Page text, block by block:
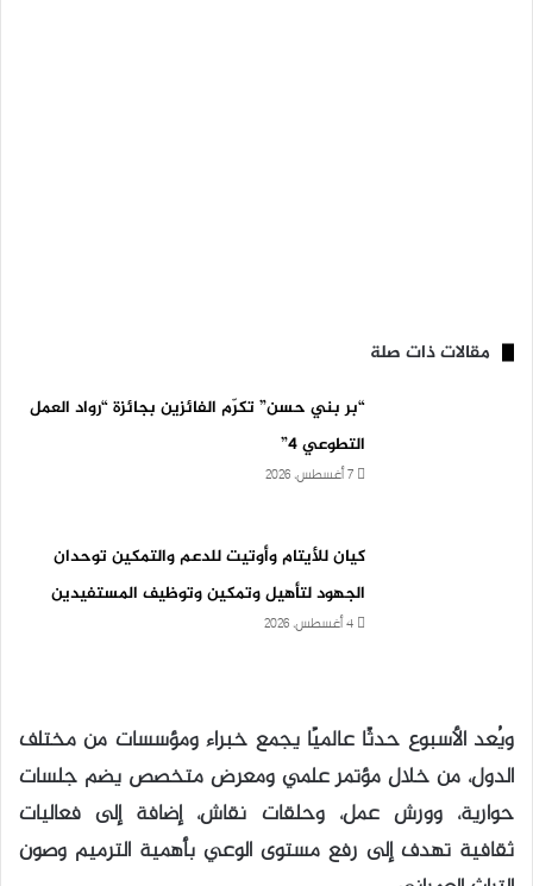
مقالات ذات صلة
“بر بني حسن” تكرّم الفائزين بجائزة “رواد العمل
التطوعي 4”
7 أغسطس، 2026
كيان للأيتام وأوتيت للدعم والتمكين توحدان
الجهود لتأهيل وتمكين وتوظيف المستفيدين
4 أغسطس، 2026
ويُعد الأسبوع حدثًا عالميًا يجمع خبراء ومؤسسات من مختلف
الدول، من خلال مؤتمر علمي ومعرض متخصص يضم جلسات
حوارية، وورش عمل، وحلقات نقاش، إضافة إلى فعاليات
ثقافية تهدف إلى رفع مستوى الوعي بأهمية الترميم وصون